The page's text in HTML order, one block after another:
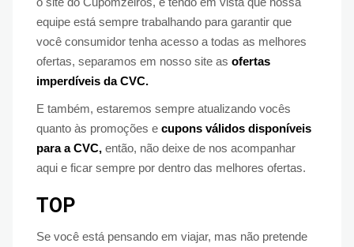
equipe está sempre trabalhando para garantir que
você consumidor tenha acesso a todas as melhores
ofertas, separamos em nosso site as ofertas
imperdíveis da CVC.
E também, estaremos sempre atualizando vocês
quanto às promoções e cupons válidos disponíveis
para a CVC, então, não deixe de nos acompanhar
aqui e ficar sempre por dentro das melhores ofertas.
TOP
Se você está pensando em viajar, mas não pretende